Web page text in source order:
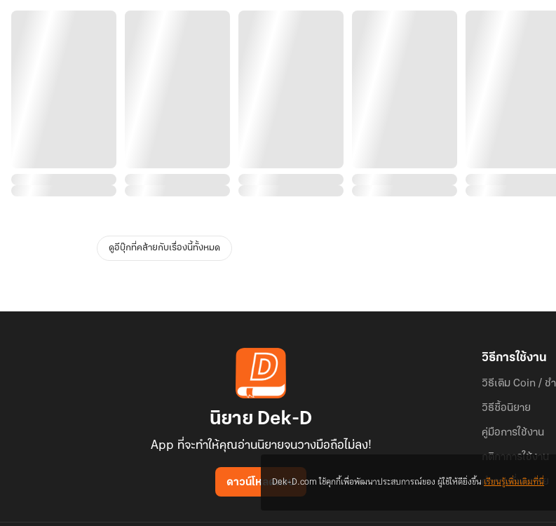
ตัวแทน
ดูอีบุ๊กที่คล้ายกับเรื่องนี้ทั้งหมด
นิยาย Dek-D
App ที่จะทำให้คุณอ่านนิยายจนวางมือถือไม่ลง!
ดาวน์โหลดแอป
วิธีการใช้งาน
วิธีเติม Coin / ชำ
วิธีซื้อนิยาย
คู่มือการใช้งาน
กติกาการใช้งาน
คำถามที่พบบ่อย
Dek-D.com ใช้คุกกี้เพื่อพัฒนาประสบการณ์ของ ผู้ใช้ให้ดียิ่งขึ้นเรียนรู้เพิ่มเติมที่นี่